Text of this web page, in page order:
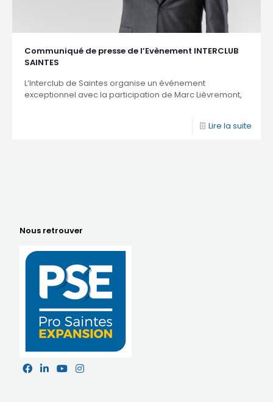
Communiqué de presse de l’Evènement INTERCLUB
SAINTES
L’Interclub de Saintes organise un événement
exceptionnel avec la participation de Marc Lièvremont,
Lire la suite
Nous retrouver